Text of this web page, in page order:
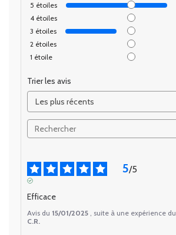
5 étoiles
4 étoiles
3 étoiles
2 étoiles
1 étoile
Trier les avis
5/5
Efficace
Avis du 15/01/2025 , suite à une expérience du
C.R.